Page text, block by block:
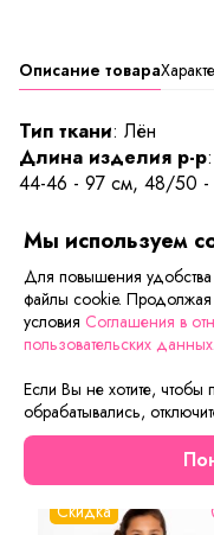
Описание товара
Тип ткани: Лён
Длина изделия р-р:
44-46 - 97 см, 48/50
В платье «Янтарь» вы
комфортно. Нежное
рельефами на
круглый, втачной
Сейчас
Скидка
Мы используем
Для повышения удобства
файлы cookie. Продолжая
условия Соглашения в
пользовательских данных
Если Вы не хотите, чтобы
обрабатывались,